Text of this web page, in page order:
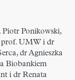
Ponikowski,
prof. UMW i dr
dr Agnieszka
Biobankiem
i dr Renata